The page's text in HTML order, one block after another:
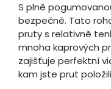
S plně
bezpečně. Tato
pruty s relativně
mnoha kaprových
zajišťuje perfektní
kam jste prut